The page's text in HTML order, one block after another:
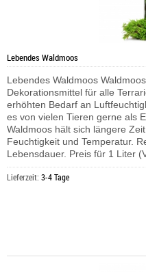
Lebendes Waldmoos
Lebendes Waldmoos
Dekorationsmittel für alle
erhöhten Bedarf an
es von vielen Tieren gerne als
Waldmoos hält sich längere
Feuchtigkeit und Temperatur.
Lebensdauer. Preis für 1 Liter
Lieferzeit: 3-4 Tage